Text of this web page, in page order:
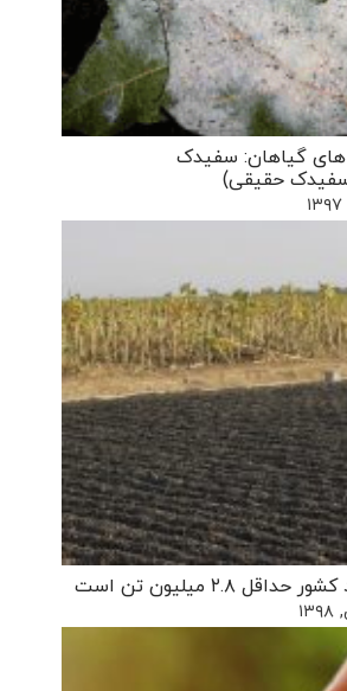
های گیاهان: سفیدک
حقیقی)
۲.۸ میلیون تن است